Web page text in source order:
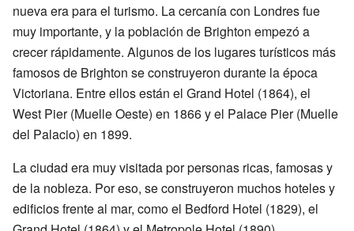
nueva era para el turismo. La cercanía con Londres fue
muy importante, y la población de Brighton empezó a
crecer rápidamente. Algunos de los lugares turísticos más
famosos de Brighton se construyeron durante la época
Victoriana. Entre ellos están el Grand Hotel (1864), el
West Pier (Muelle Oeste) en 1866 y el Palace Pier (Muelle
del Palacio) en 1899.
La ciudad era muy visitada por personas ricas, famosas y
de la nobleza. Por eso, se construyeron muchos hoteles y
edificios frente al mar, como el Bedford Hotel (1829), el